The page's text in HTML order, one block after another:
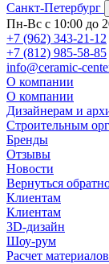
Санкт-Петербург
Пн-Вс с 10:00 до
+7 (962) 343-21-12
+7 (812) 985-58-85
info@ceramic-
О компании
О компании
Дизайнерам и
Строительным
Бренды
Отзывы
Новости
Вернуться
Клиентам
Клиентам
3D-дизайн
Шоу-рум
Расчет материалов